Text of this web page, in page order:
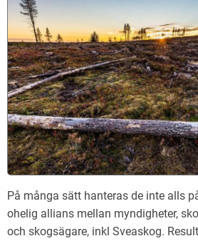
På många sätt hanteras de inte alls
ohelig allians mellan myndigheter,
och skogsägare, inkl Sveaskog.